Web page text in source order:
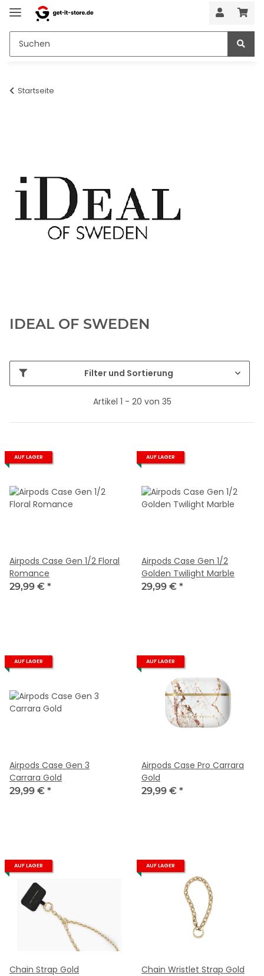
Startseite
IDEAL OF SWEDEN
Filter und Sortierung
Artikel 1 - 20 von 35
AUF LAGER
Airpods Case Gen 1/2 Floral
Romance
29,99 € *
AUF LAGER
Airpods Case Gen 1/2
Golden Twilight Marble
29,99 € *
AUF LAGER
Airpods Case Gen 3
Carrara Gold
29,99 € *
AUF LAGER
Airpods Case Pro Carrara
Gold
29,99 € *
AUF LAGER
Chain Strap Gold
AUF LAGER
Chain Wristlet Strap Gold